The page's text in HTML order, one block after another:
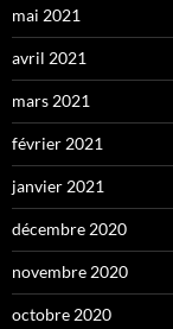
mai 2021
avril 2021
mars 2021
février 2021
janvier 2021
décembre 2020
novembre 2020
octobre 2020